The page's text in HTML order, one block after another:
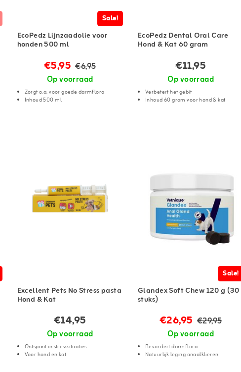
Sale!
EcoPedz Lijnzaadolie voor
honden 500 ml
€5,95 €6,95
Op voorraad
Zorgt o.a. voor goede darmflora
Inhoud 500 ml
EcoPedz Dental Oral Care
Hond & Kat 60 gram
€11,95
Op voorraad
Verbetert het gebit
Inhoud 60 gram voor hond & kat
Excellent Pets No Stress pasta
Hond & Kat
€14,95
Op voorraad
Ontspant in stresssituaties
Voor hond en kat
Sale!
Glandex Soft Chew 120 g (30
stuks)
€26,95 €29,95
Op voorraad
Bevordert darmflora
Natuurlijk leging anaalklieren